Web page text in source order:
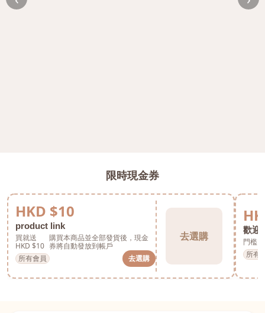
限時現金券
HKD $10
product link
買就送
HKD $10
購買本商品並全部發貨後，現金
券將自動發放到帳戶
所有會員
去選購
去選購
歡迎
門檻
所有